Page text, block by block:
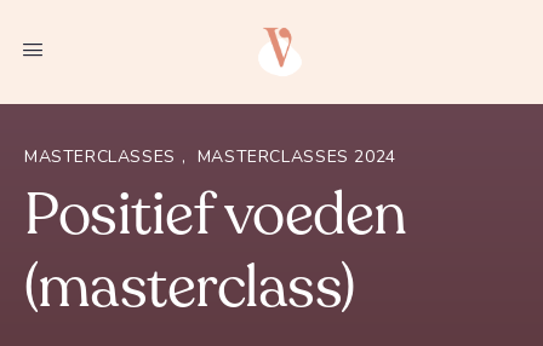
MASTERCLASSES , MASTERCLASSES 2024
Positief voeden
(masterclass)